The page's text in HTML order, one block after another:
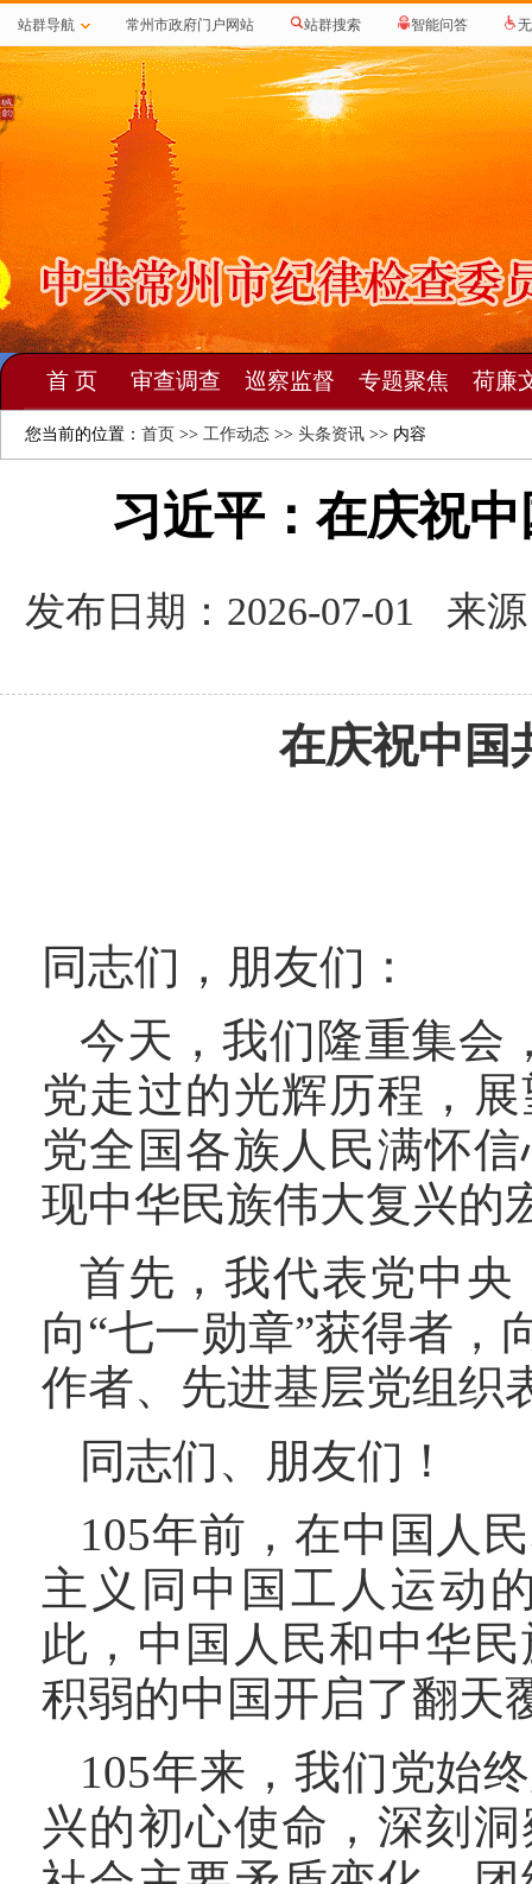
站群导航 常州市政府门户网站 站群搜索 智能问答
首 页 审查调查 巡察监督 专题聚焦 荷廉
您当前的位置： 首页 >> 工作动态 >> 头条资讯 >> 内容
习近平：在庆祝
发布日期：2026-07-01 来
在庆祝中国
同志们，朋友们：
今天，我们隆重集会
党走过的光辉历程，
党全国各族人民满怀
现中华民族伟大复兴的
首先，我代表党中
向“七一勋章”获得者，
作者、先进基层党组织
同志们、朋友们！
105年前，在中国人
主义同中国工人运动
此，中国人民和中华
积弱的中国开启了翻天
105年来，我们党始
兴的初心使命，深刻